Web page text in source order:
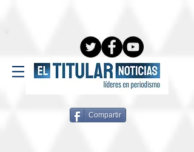
Compartir